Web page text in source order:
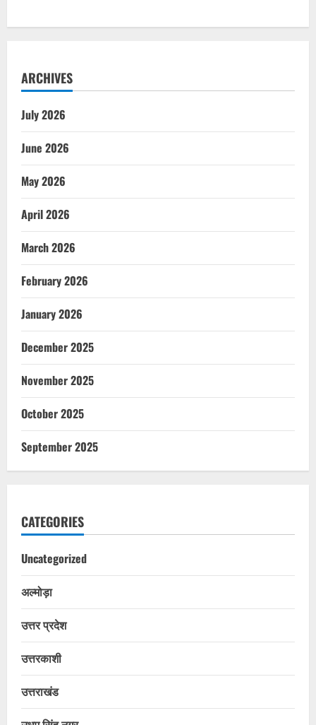
ARCHIVES
July 2026
June 2026
May 2026
April 2026
March 2026
February 2026
January 2026
December 2025
November 2025
October 2025
September 2025
CATEGORIES
Uncategorized
अल्मोड़ा
उत्तर प्रदेश
उत्तरकाशी
उत्तराखंड